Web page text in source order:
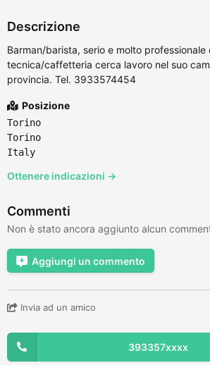
Descrizione
Barman/barista, serio e molto professionale
tecnica/caffetteria cerca lavoro nel suo
provincia. Tel. 3933574454
Posizione
Torino
Torino
Italy
Ottenere indicazioni →
Commenti
Non è stato ancora aggiunto alcun
Aggiungi un commento
Invia ad un amico
393357xxxx